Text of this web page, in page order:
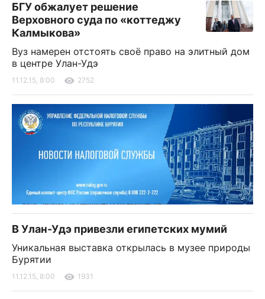
БГУ обжалует решение
Верховного суда по «коттеджу
Калмыкова»
Вуз намерен отстоять своё право на элитный дом
в центре Улан-Удэ
11.12.15, 8:00 2752
В Улан-Удэ привезли египетских мумий
Уникальная выставка открылась в музее природы
Бурятии
11.12.15, 8:00 1931